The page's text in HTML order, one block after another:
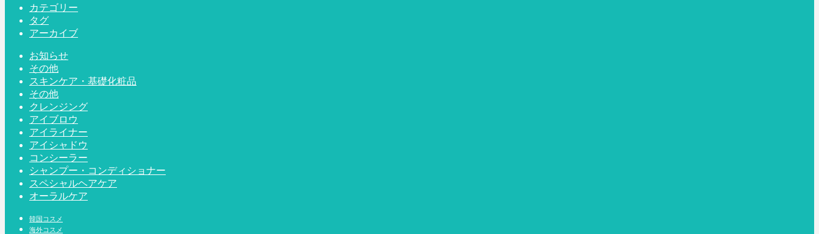
カテゴリー
タグ
アーカイブ
お知らせ
その他
スキンケア・基礎化粧品
その他
クレンジング
アイブロウ
アイライナー
アイシャドウ
コンシーラー
シャンプー・コンディショナー
スペシャルヘアケア
オーラルケア
韓国コスメ
海外コスメ